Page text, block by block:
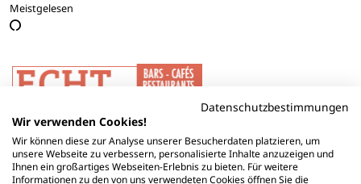
Meistgelesen
Datenschutzbestimmungen
Wir verwenden Cookies!
Wir können diese zur Analyse unserer Besucherdaten platzieren, um
unsere Webseite zu verbessern, personalisierte Inhalte anzuzeigen und
Ihnen ein großartiges Webseiten-Erlebnis zu bieten. Für weitere
Informationen zu den von uns verwendeten Cookies öffnen Sie die